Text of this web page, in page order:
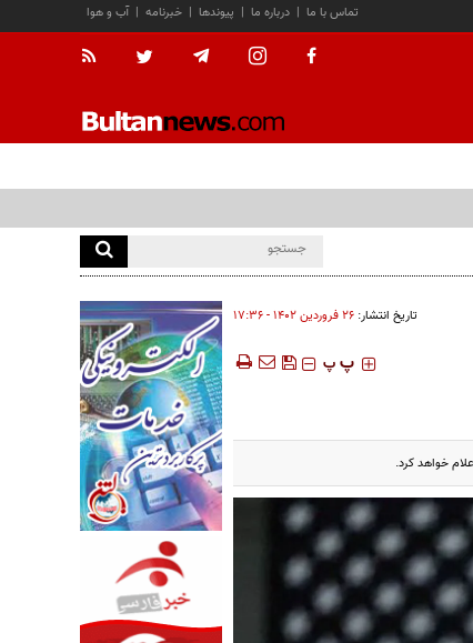
آب و هوا | خبرنامه | پیوندها | درباره ما | تماس با ما
تاریخ انتشار: ۲۶ فروردين ۱۴۰۲ - ۱۷:۳۶
‍‍‍ پ پ